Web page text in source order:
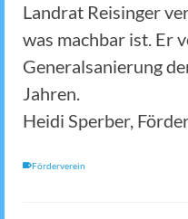
Landrat Reisinger
was machbar ist. Er
Generalsanierung
Jahren.
Heidi Sperber,
Förderverein